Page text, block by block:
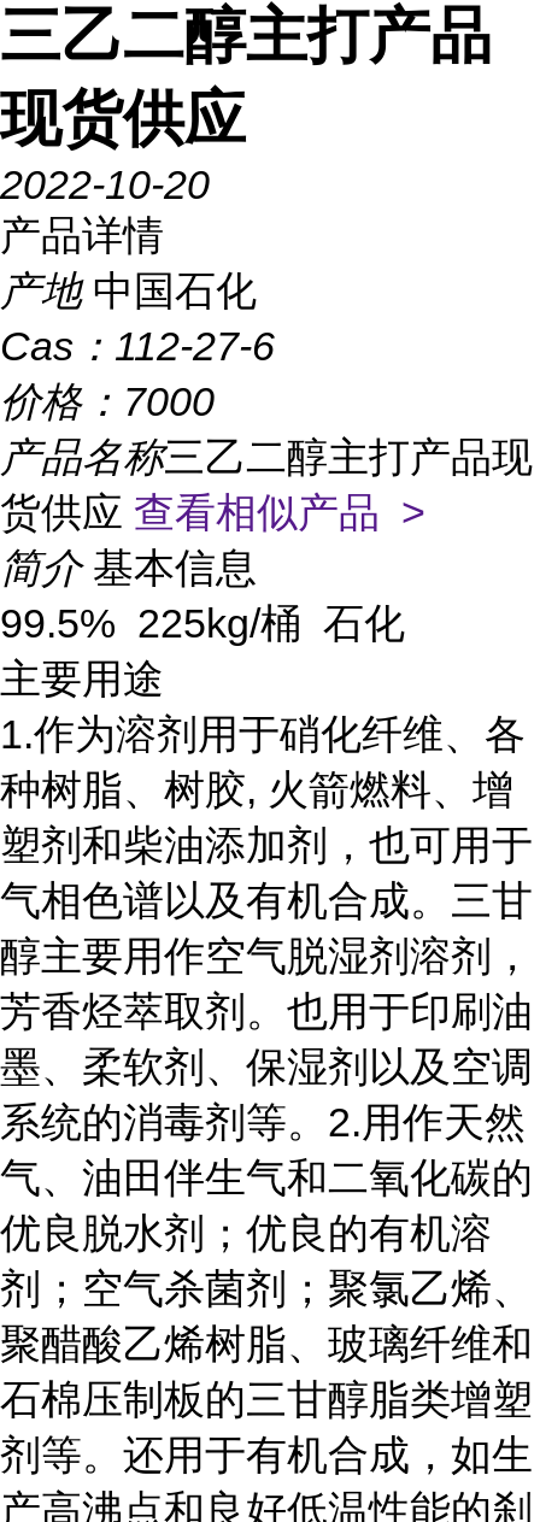
三乙二醇主打产品
现货供应
2022-10-20
产品详情
产地 中国石化
Cas： 112-27-6
价格： 7000
产品名称三乙二醇主打产品现
货供应 查看相似产品 >
简介 基本信息
99.5% 225kg/桶 石化
主要用途
1.作为溶剂用于硝化纤维、各
种树脂、树胶, 火箭燃料、增
塑剂和柴油添加剂，也可用于
气相色谱以及有机合成。三甘
醇主要用作空气脱湿剂溶剂，
芳香烃萃取剂。也用于印刷油
墨、柔软剂、保湿剂以及空调
系统的消毒剂等。2.用作天然
气、油田伴生气和二氧化碳的
优良脱水剂；优良的有机溶
剂；空气杀菌剂；聚氯乙烯、
聚醋酸乙烯树脂、玻璃纤维和
石棉压制板的三甘醇脂类增塑
剂等。还用于有机合成，如生
产高沸点和良好低温性能的刹